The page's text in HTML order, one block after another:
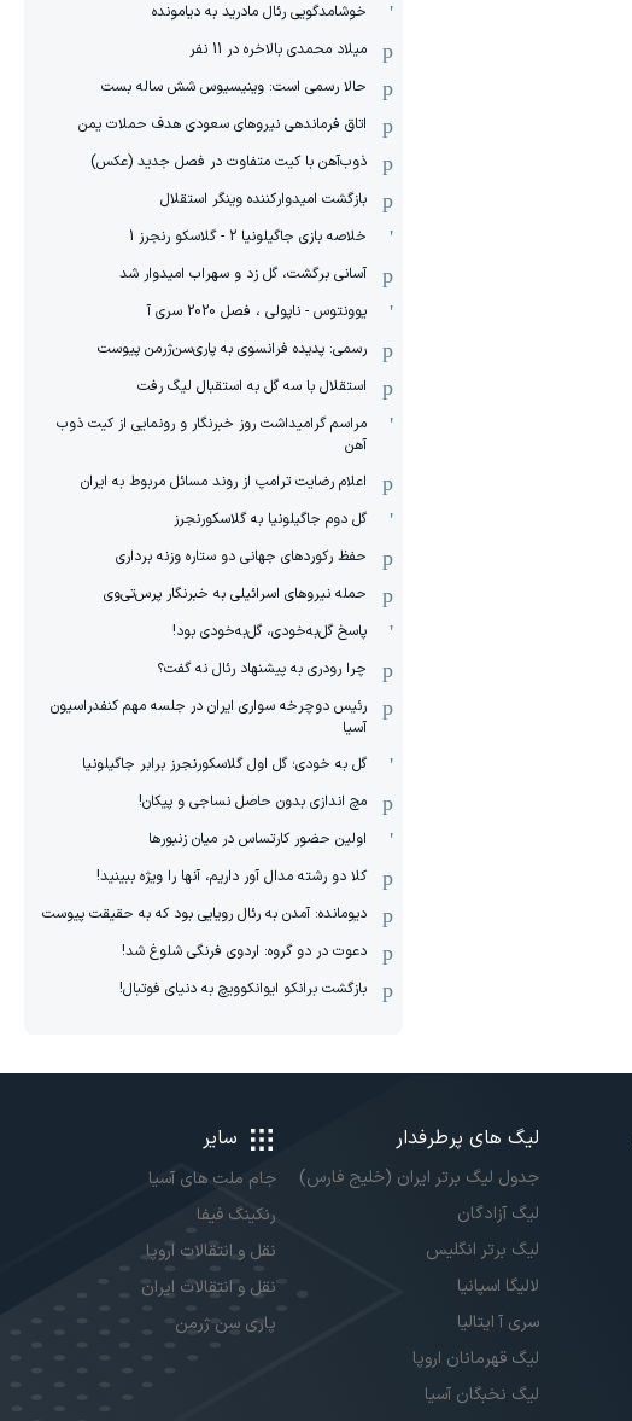
خوشامدگویی رئال مادرید به دیامونده
میلاد محمدی بالاخره در 11 نفر
حالا رسمی است: وینیسیوس شش ساله بست
اتاق فرماندهی نیروهای سعودی هدف حملات یمن
ذوب‌آهن با کیت متفاوت در فصل جدید (عکس)
بازگشت امیدوارکننده وینگر استقلال
خلاصه بازی جاگیلونیا 2 - گلاسکو رنجرز 1
آسانی برگشت، گل زد و سهراب امیدوار شد
یوونتوس - ناپولی ، فصل 2020 سری آ
رسمی: پدیده فرانسوی به پاری‌سن‌ژرمن پیوست
استقلال با سه گل به استقبال لیگ رفت
مراسم گرامیداشت روز خبرنگار و رونمایی از کیت ذوب
آهن
اعلام رضایت ترامپ از روند مسائل مربوط به ایران
گل دوم جاگیلونیا به گلاسکورنجرز
حفظ رکوردهای جهانی دو ستاره وزنه برداری
حمله نیروهای اسرائیلی به خبرنگار پرس‌تی‌وی
پاسخ گل‌به‌خودی، گل‌به‌خودی بود!
چرا رودری به پیشنهاد رئال نه گفت؟
رئیس دوچرخه سواری ایران در جلسه مهم کنفدراسیون
آسیا
گل به خودی؛ گل اول گلاسکورنجرز برابر جاگیلونیا
مچ اندازی بدون حاصل نساجی و پیکان!
اولین حضور کارتساس در میان زنبورها
کلا دو‌ رشته مدال آور داریم، آنها را ویژه ببینید!
دیومانده: آمدن به رئال رویایی بود که به حقیقت پیوست
دعوت در دو گروه: اردوی فرنگی شلوغ شد!
بازگشت برانکو ایوانکوویچ به دنیای فوتبال!
لیگ های پرطرفدار
جدول لیگ برتر ایران (خلیج فارس)
لیگ آزادگان
لیگ برتر انگلیس
لالیگا اسپانیا
سری آ ایتالیا
لیگ قهرمانان اروپا
لیگ نخبگان آسیا
سایر
جام ملت های آسیا
رنکینگ فیفا
نقل و انتقالات اروپا
نقل و انتقالات ایران
پاری سن ژرمن